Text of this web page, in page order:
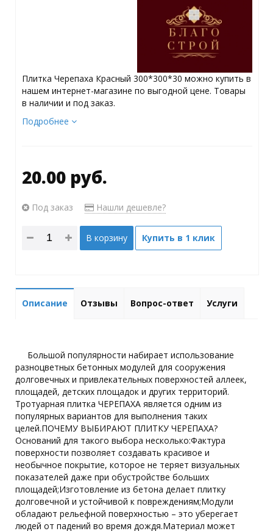
Плитка Черепаха Красный 300*300*30 можно купить в
нашем интернет-магазине по выгодной цене. Товары
в наличии и под заказ.
Подробнее
20.00 руб.
Под заказ Нашли дешевле?
В корзину Купить в 1 клик
Описание Отзывы Вопрос-ответ Услуги
Большой популярности набирает использование
разноцветных бетонных модулей для сооружения
долговечных и привлекательных поверхностей аллеек,
площадей, детских площадок и других территорий.
Тротуарная плитка ЧЕРЕПАХА является одним из
популярных вариантов для выполнения таких
целей.ПОЧЕМУ ВЫБИРАЮТ ПЛИТКУ ЧЕРЕПАХА?
Оснований для такого выбора несколько:Фактура
поверхности позволяет создавать красивое и
необычное покрытие, которое не теряет визуальных
показателей даже при обустройстве больших
площадей;Изготовление из бетона делает плитку
долговечной и устойчивой к повреждениям;Модули
обладают рельефной поверхностью – это уберегает
людей от падений во время дождя.Материал может